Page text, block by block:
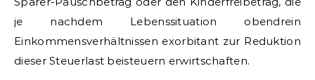
je nachdem Lebenssituation obendrein
Einkommensverhältnissen exorbitant zur Reduktion
dieser Steuerlast beisteuern erwirtschaften.